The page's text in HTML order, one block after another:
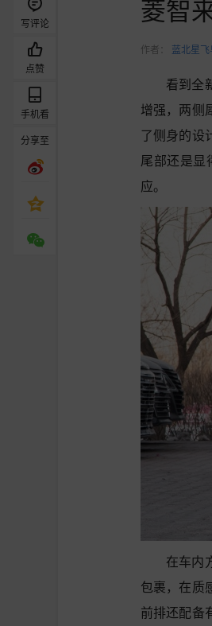
写评论
点赞
手机看
分享至
菱智
作者： 蓝北星
看到全
增强，两侧
了侧身的设
尾部还是显
应。
在车内
包裹，在质
前排还配备